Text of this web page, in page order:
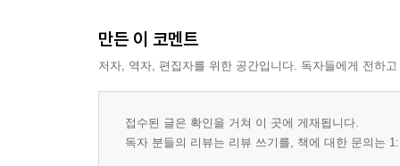
만든 이 코멘트
저자, 역자, 편집자를 위한 공간입니다. 독자들에게 전하
접수된 글은 확인을 거쳐 이 곳에 게재됩니다.
독자 분들의 리뷰는 리뷰 쓰기를, 책에 대한 문의는